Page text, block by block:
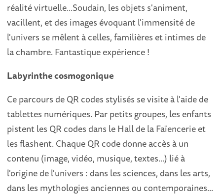
réalité virtuelle...Soudain, les objets s'animent,
vacillent, et des images évoquant l'immensité de
l'univers se mêlent à celles, familières et intimes de
la chambre. Fantastique expérience !
Labyrinthe cosmogonique
Ce parcours de QR codes stylisés se visite à l'aide de
tablettes numériques. Par petits groupes, les enfants
pistent les QR codes dans le Hall de la Faïencerie et
les flashent. Chaque QR code donne accès à un
contenu (image, vidéo, musique, textes...) lié à
l'origine de l'univers : dans les sciences, dans les arts,
dans les mythologies anciennes ou contemporaines...